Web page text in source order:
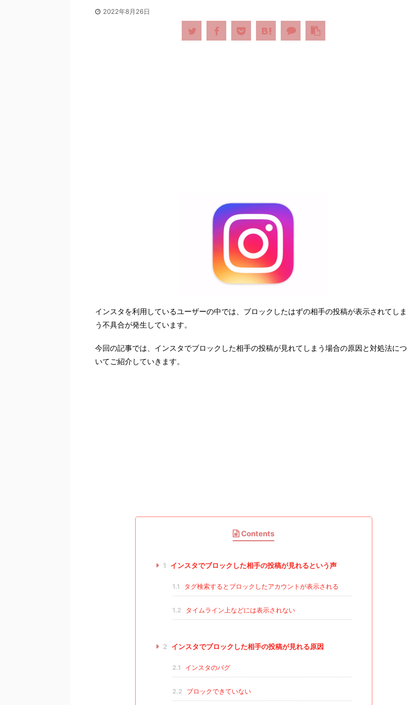
2022年8月26日
インスタを利用しているユーザーの中では、ブロックしたはずの相手の投稿が表示されてしま
う不具合が発生しています。
今回の記事では、インスタでブロックした相手の投稿が見れてしまう場合の原因と対処法につ
いてご紹介していきます。
Contents
1 インスタでブロックした相手の投稿が見れるという声
1.1 タグ検索するとブロックしたアカウントが表示される
1.2 タイムライン上などには表示されない
2 インスタでブロックした相手の投稿が見れる原因
2.1 インスタのバグ
2.2 ブロックできていない